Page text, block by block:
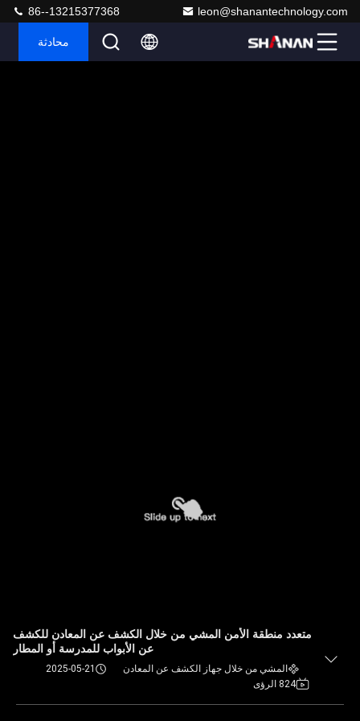
leon@shanantechnology.com
86--13215377368
محادثة
متعدد منطقة الأمن المشي من خلال الكشف عن المعادن للكشف
عن الأبواب للمدرسة أو المطار
المشي من خلال جهاز الكشف عن المعادن
2025-05-21
824 الرؤى